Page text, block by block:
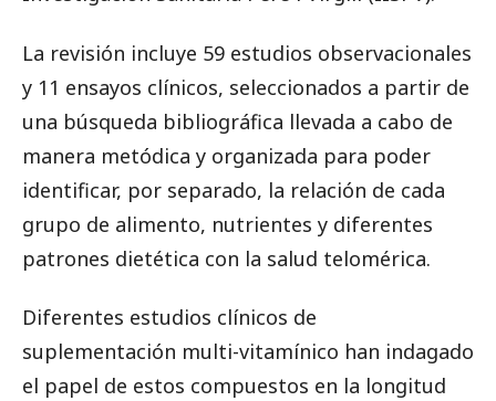
La revisión incluye 59 estudios observacionales
y 11 ensayos clínicos, seleccionados a partir de
una búsqueda bibliográfica llevada a cabo de
manera metódica y organizada para poder
identificar, por separado, la relación de cada
grupo de alimento, nutrientes y diferentes
patrones dietética con la salud telomérica.
Diferentes estudios clínicos de
suplementación multi-vitamínico han indagado
el papel de estos compuestos en la longitud